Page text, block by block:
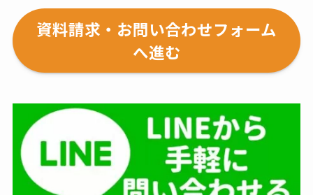
資料請求・お問い合わせフォーム
へ進む